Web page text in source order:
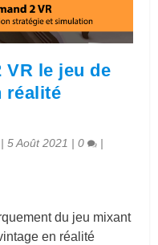
VR le jeu de
réalité
|5 Août 2021 |0 |
du jeu mixant
en réalité